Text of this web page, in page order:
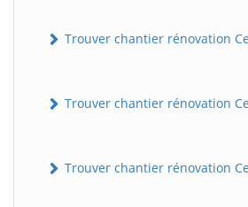
Trouver chantier rénovation
Trouver chantier rénovation
Trouver chantier rénovation